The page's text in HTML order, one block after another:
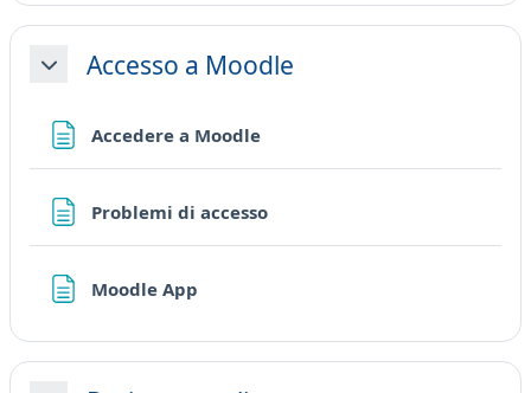
MinimizzaAccesso a Moodle
Accedere a MoodlePagina
Problemi di accessoPagina
Moodle App